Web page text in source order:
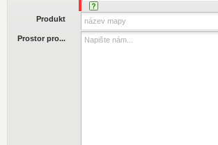
Produkt
Prostor pro...